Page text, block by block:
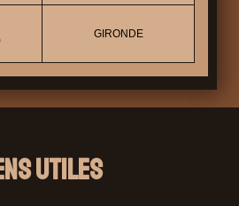
GIRONDE
utiles